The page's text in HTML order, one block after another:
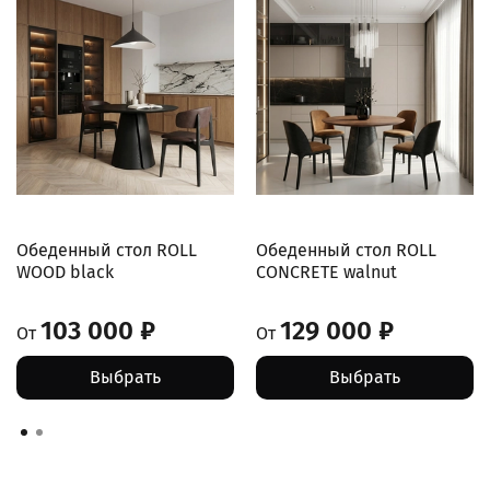
Обеденный стол ROLL
WOOD black
От 103 000 ₽
Выбрать
Обеденный стол ROLL
CONCRETE walnut
От 129 000 ₽
Выбрать